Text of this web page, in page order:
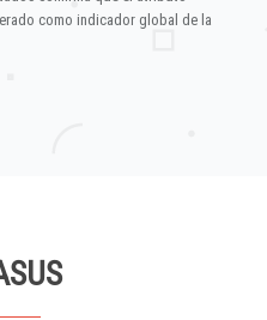
como indicador global de la